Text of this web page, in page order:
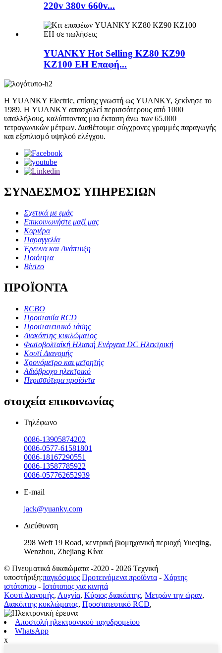
220v 380v 660v...
YUANKY Hot Selling KZ80 KZ90
KZ100 EH Επαφή...
Η YUANKY Electric, επίσης γνωστή ως YUANKY, ξεκίνησε το
1989. Η YUANKY απασχολεί περισσότερους από 1000
υπαλλήλους, καλύπτοντας μια έκταση άνω των 65.000
τετραγωνικών μέτρων. Διαθέτουμε σύγχρονες γραμμές παραγωγής
και εξοπλισμό υψηλού ελέγχου.
ΣΥΝΔΕΣΜΟΣ ΥΠΗΡΕΣΙΩΝ
Σχετικά με εμάς
Επικοινωνήστε μαζί μας
Καριέρα
Παραγγελία
Έρευνα και Ανάπτυξη
Ποιότητα
Βίντεο
ΠΡΟΪΟΝΤΑ
RCBO
Προστασία RCD
Προστατευτικό τάσης
Διακόπτης κυκλώματος
Φωτοβολταϊκή Ηλιακή Ενέργεια DC Ηλεκτρική
Κουτί Διανομής
Χρονόμετρο και μετρητής
Αδιάβροχο ηλεκτρικό
Περισσότερα προϊόντα
στοιχεία επικοινωνίας
Τηλέφωνο
0086-13905874202
0086-0577-61581801
0086-18167290551
0086-13587785922
0086-057762652939
E-mail
jack@yuanky.com
Διεύθυνση
298 Weft 19 Road, κεντρική βιομηχανική περιοχή Yueqing,
Wenzhou, Zhejiang Κίνα
© Πνευματικά δικαιώματα -2020 - 2026 Τεχνική
υποστήριξη:παγκόσμιος Προτεινόμενα προϊόντα - Χάρτης
ιστότοπου - Ιστότοπος για κινητά
Κουτί Διανομής, Λυχνία, Κύριος διακόπτης, Μετρών την ώραν,
Διακόπτης κυκλώματος, Προστατευτικό RCD,
Αποστολή ηλεκτρονικού ταχυδρομείου
WhatsApp
x